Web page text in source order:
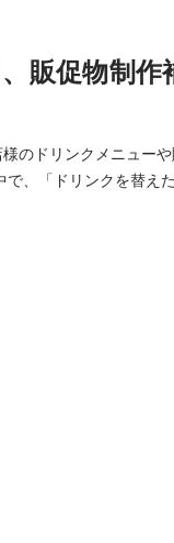
販促物制作
のドリンクメニュー
ラレの使える方優遇し